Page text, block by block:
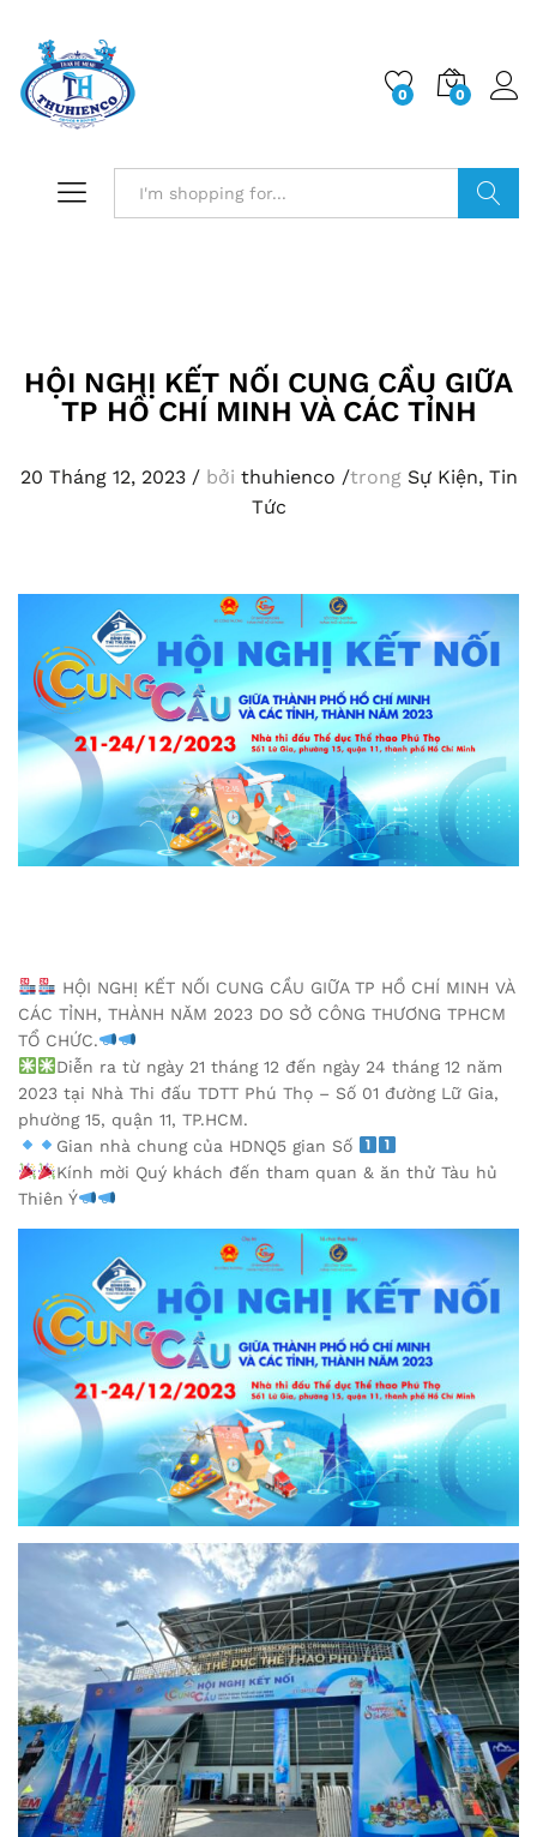
0 0
HỘI NGHỊ KẾT NỐI CUNG CẦU GIỮA
TP HỒ CHÍ MINH VÀ CÁC TỈNH
20 Tháng 12, 2023/bởi thuhienco /trong Sự Kiện, Tin
Tức
HỘI NGHỊ KẾT NỐI CUNG CẦU GIỮA TP HỒ CHÍ MINH VÀ
CÁC TỈNH, THÀNH NĂM 2023 DO SỞ CÔNG THƯƠNG TPHCM
TỔ CHỨC.
Diễn ra từ ngày 21 tháng 12 đến ngày 24 tháng 12 năm
2023 tại Nhà Thi đấu TDTT Phú Thọ – Số 01 đường Lữ Gia,
phường 15, quận 11, TP.HCM.
Gian nhà chung của HDNQ5 gian Số
Kính mời Quý khách đến tham quan & ăn thử Tàu hủ
Thiên Ý